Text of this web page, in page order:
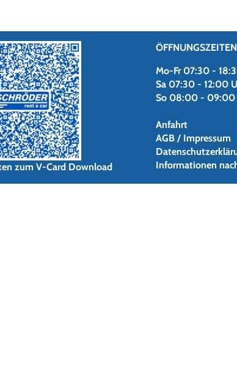
zum V-Card Download
ÖFFNUNGSZEITEN
Mo-Fr 07:30 -
Sa 07:30 - 12:00
So 08:00 - 09:00
Anfahrt
AGB / Impressum
Informationen